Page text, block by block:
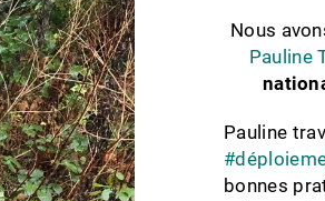
Nous
Pauline
Pauline
#
bonnes